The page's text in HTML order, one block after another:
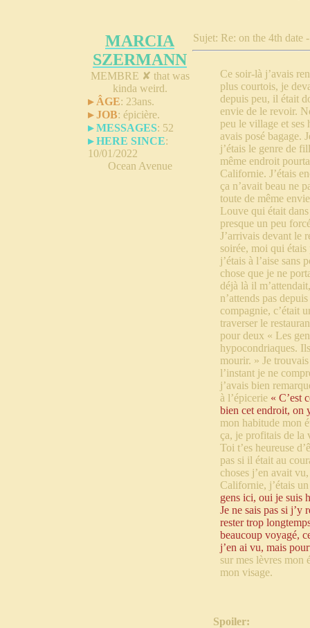
MARCIA
SZERMANN
MEMBRE ✘ that was
kinda weird.
▸ ÂGE: 23ans.
▸ JOB: épicière.
▸ MESSAGES: 52
▸ HERE SINCE:
10/01/2022
Ocean Avenue
Sujet: Re: on the 4th date
Ce soir-là j’avais
plus courtois, je
depuis peu, il était
envie de le revoir.
peu le village et ses
avais posé bagage.
j’étais le genre de
même endroit
Californie. J’étais
ça n’avait beau ne
toute de même
Louve qui était
presque un peu
J’arrivais devant le
soirée, moi qui étais
j’étais à l’aise sans
chose que je ne
déjà là il
n’attends pas
compagnie, c’était
traverser le
pour deux « Les
hypocondriaques.
mourir. » Je
l’instant je ne
j’avais bien
à l’épicerie « C’est
bien cet endroit, on
mon habitude mon
ça, je profitais de la
Toi t’es heureuse
pas si il était au
choses j’en avait
Californie, j’étais
gens ici, oui je suis
Je ne sais pas si j’y
rester trop
beaucoup voyagé,
j’en ai vu, mais
sur mes lèvres mon
mon visage.
Spoiler: